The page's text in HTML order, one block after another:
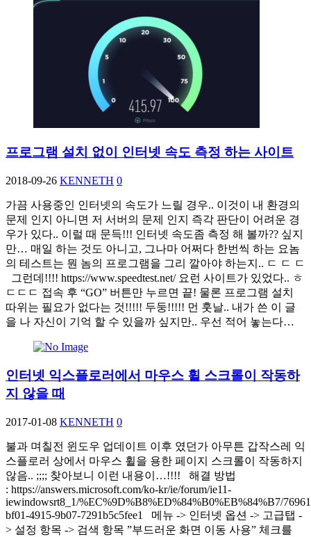
프로그램 설치 없이 인터넷 속도 측정 하는 사이트
2018-09-26 KENNETH 0
가끔 사용중인 인터넷의 속도가 느릴 경우.. 이것이 내 환경의
문제 인지 아니면 저 서버의 문제 인지 즉각 판단이 어려운 경
우가 있다.. 이럴 때 문득!!! 인터넷 속도좀 측정 해 볼까?? 싶지
만… 매일 하는 것도 아니고, 그나마 어쩌다 한번씩 하는 요놈
의 테스트는 뭔 놈의 프로그램을 그리 깔아야 하는지.. ㄷ ㄷ ㄷ
그런데!!!! https://www.speedtest.net/ 요런 사이트가 있었다.. ㅎ
ㄷㄷㄷ 접속 후 “GO” 버튼만 누르면 끝! 물론 프로그램 설치
따위는 필요가 없다는 것!!!!! 두둥!!!!! 먼 훗날.. 내가 쓴 이 글
을 나 자신이 기억 할 수 있을까 싶지만.. 우선 적어 놓는다…
인터넷 익스플로러에서 마우스 휠 스크롤이 작동하
지 않을 때
2017-01-08 KENNETH 0
불과 며칠전 윈도우 업데이트 이후 였던가 아무튼 갑작스레 익
스플로러 상에서 마우스 휠을 용한 페이지 스크롤이 작동하지
않음.. ;;;; 찾아보니 이런 내용이…!!!! 해결 방법
: https://answers.microsoft.com/ko-kr/ie/forum/ie11-
iewindowsrt8_1/%EC%9D%B8%ED%84%B0%EB%84%B7/
bf01-4915-9b07-7291b5c5fee1 메뉴 -> 인터넷 옵션 -> 고급탭 -
> 설정 항목 -> 검색 항목 ”부드러운 화면 이동 사용” 체크를